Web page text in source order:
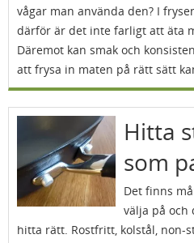
vågar man använda den? I
därför är det inte farligt att äta
Däremot kan smak och
att frysa in maten på rätt sätt
Hitta
som
Det finns
välja på
hitta rätt. Rostfritt, kolstål, non-